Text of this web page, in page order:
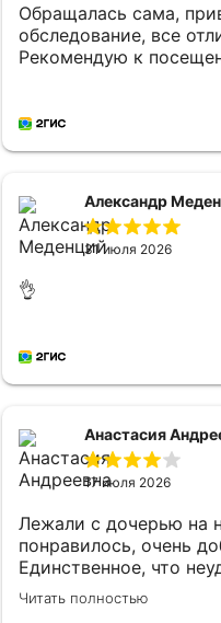
Обращалась сама,
обследование, все
Рекомендую к
Александр
31 июля 2026
👌
Анастасия
17 июля 2026
Лежали с дочерью на
понравилось, очень
Единственное, что
постельное белье и
кипяченую воду
Читать полностью